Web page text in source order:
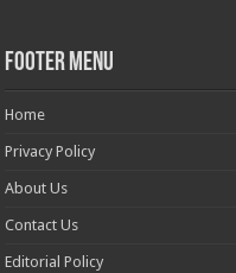
Footer Menu
Home
Privacy Policy
About Us
Contact Us
Editorial Policy